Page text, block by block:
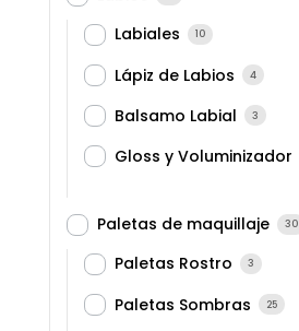
Labiales 10
Lápiz de Labios 4
Balsamo Labial 3
Gloss y Voluminizador
Paletas de maquillaje 30
Paletas Rostro 3
Paletas Sombras 25